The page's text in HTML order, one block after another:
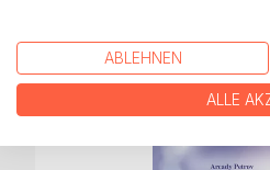
WEITERE
ABLEHNEN
ALLE